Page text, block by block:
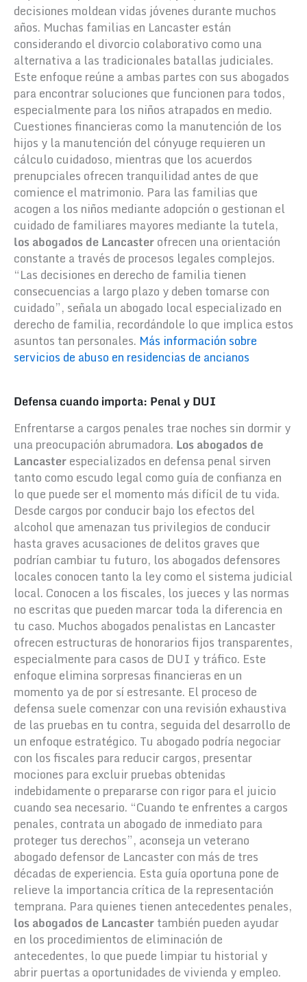
decisiones moldean vidas jóvenes durante muchos
años. Muchas familias en Lancaster están
considerando el divorcio colaborativo como una
alternativa a las tradicionales batallas judiciales.
Este enfoque reúne a ambas partes con sus abogados
para encontrar soluciones que funcionen para todos,
especialmente para los niños atrapados en medio.
Cuestiones financieras como la manutención de los
hijos y la manutención del cónyuge requieren un
cálculo cuidadoso, mientras que los acuerdos
prenupciales ofrecen tranquilidad antes de que
comience el matrimonio. Para las familias que
acogen a los niños mediante adopción o gestionan el
cuidado de familiares mayores mediante la tutela,
los abogados de Lancasterofrecen una orientación
constante a través de procesos legales complejos.
“Las decisiones en derecho de familia tienen
consecuencias a largo plazo y deben tomarse con
cuidado”, señala un abogado local especializado en
derecho de familia, recordándole lo que implica estos
asuntos tan personales. Más información sobre
servicios de abuso en residencias de ancianos
Defensa cuando importa: Penal y DUI
Enfrentarse a cargos penales trae noches sin dormir y
una preocupación abrumadora. Los abogados de
Lancasterespecializados en defensa penal sirven
tanto como escudo legal como guía de confianza en
lo que puede ser el momento más difícil de tu vida.
Desde cargos por conducir bajo los efectos del
alcohol que amenazan tus privilegios de conducir
hasta graves acusaciones de delitos graves que
podrían cambiar tu futuro, los abogados defensores
locales conocen tanto la ley como el sistema judicial
local. Conocen a los fiscales, los jueces y las normas
no escritas que pueden marcar toda la diferencia en
tu caso. Muchos abogados penalistas en Lancaster
ofrecen estructuras de honorarios fijos transparentes,
especialmente para casos de DUI y tráfico. Este
enfoque elimina sorpresas financieras en un
momento ya de por sí estresante. El proceso de
defensa suele comenzar con una revisión exhaustiva
de las pruebas en tu contra, seguida del desarrollo de
un enfoque estratégico. Tu abogado podría negociar
con los fiscales para reducir cargos, presentar
mociones para excluir pruebas obtenidas
indebidamente o prepararse con rigor para el juicio
cuando sea necesario. “Cuando te enfrentes a cargos
penales, contrata un abogado de inmediato para
proteger tus derechos”, aconseja un veterano
abogado defensor de Lancaster con más de tres
décadas de experiencia. Esta guía oportuna pone de
relieve la importancia crítica de la representación
temprana. Para quienes tienen antecedentes penales,
los abogados de Lancastertambién pueden ayudar
en los procedimientos de eliminación de
antecedentes, lo que puede limpiar tu historial y
abrir puertas a oportunidades de vivienda y empleo.